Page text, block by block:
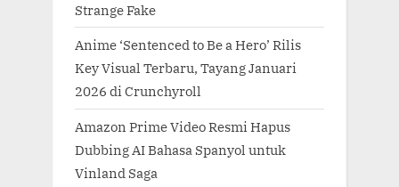
Strange Fake
Anime ‘Sentenced to Be a Hero’ Rilis
Key Visual Terbaru, Tayang Januari
2026 di Crunchyroll
Amazon Prime Video Resmi Hapus
Dubbing AI Bahasa Spanyol untuk
Vinland Saga